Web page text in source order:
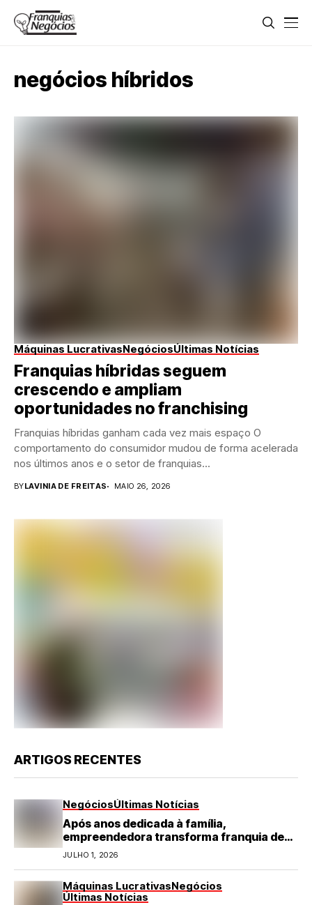
negócios híbridos
Máquinas LucrativasNegóciosÚltimas Notícias
Franquias híbridas seguem
crescendo e ampliam
oportunidades no franchising
Franquias híbridas ganham cada vez mais espaço O
comportamento do consumidor mudou de forma acelerada
nos últimos anos e o setor de franquias...
BYLAVINIA DE FREITAS MAIO 26, 2026
ARTIGOS RECENTES
NegóciosÚltimas Notícias
Após anos dedicada à família,
empreendedora transforma franquia de
turismo em negócio de destaque no RN
JULHO 1, 2026
Máquinas LucrativasNegócios
Últimas Notícias